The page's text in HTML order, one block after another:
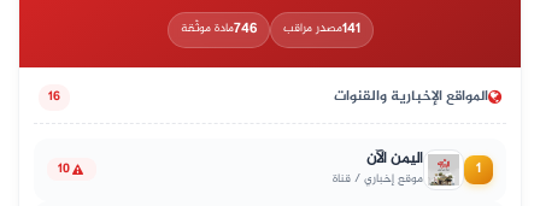
141مصدر مراقب 746مادة موثّقة
المواقع الإخبارية والقنوات 16
1 اليمن الآن
موقع إخباري / قناة 10